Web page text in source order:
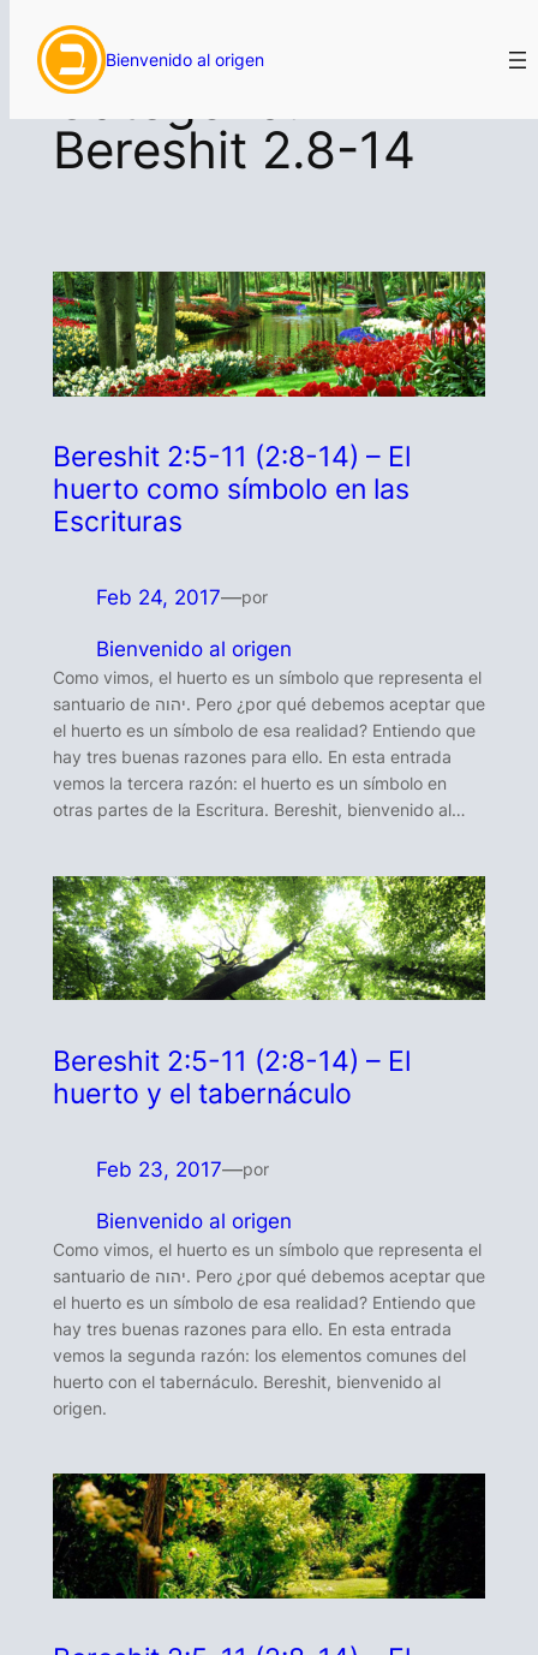
Saltar
Bienvenido al origen
Categoría:
Bereshit 2.8-14
Bereshit 2:5-11 (2:8-14) – El
huerto como símbolo en las
Escrituras
Feb 24, 2017—por
Bienvenido al origen
Como vimos, el huerto es un símbolo que representa el
santuario de יהוה. Pero ¿por qué debemos aceptar que
el huerto es un símbolo de esa realidad? Entiendo que
hay tres buenas razones para ello. En esta entrada
vemos la tercera razón: el huerto es un símbolo en
otras partes de la Escritura. Bereshit, bienvenido al…
Bereshit 2:5-11 (2:8-14) – El
huerto y el tabernáculo
Feb 23, 2017—por
Bienvenido al origen
Como vimos, el huerto es un símbolo que representa el
santuario de יהוה. Pero ¿por qué debemos aceptar que
el huerto es un símbolo de esa realidad? Entiendo que
hay tres buenas razones para ello. En esta entrada
vemos la segunda razón: los elementos comunes del
huerto con el tabernáculo. Bereshit, bienvenido al
origen.